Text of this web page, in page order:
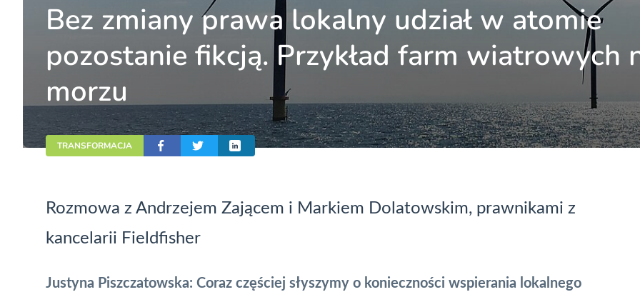
Bez zmiany prawa lokalny udział w atomie
pozostanie fikcją. Przykład farm wiatrowych
morzu
TRANSFORMACJA
Rozmowa z Andrzejem Zającem i Markiem Dolatowskim, prawnikami z
kancelarii Fieldfisher
Justyna Piszczatowska: Coraz częściej słyszymy o konieczności wspierania lokalnego